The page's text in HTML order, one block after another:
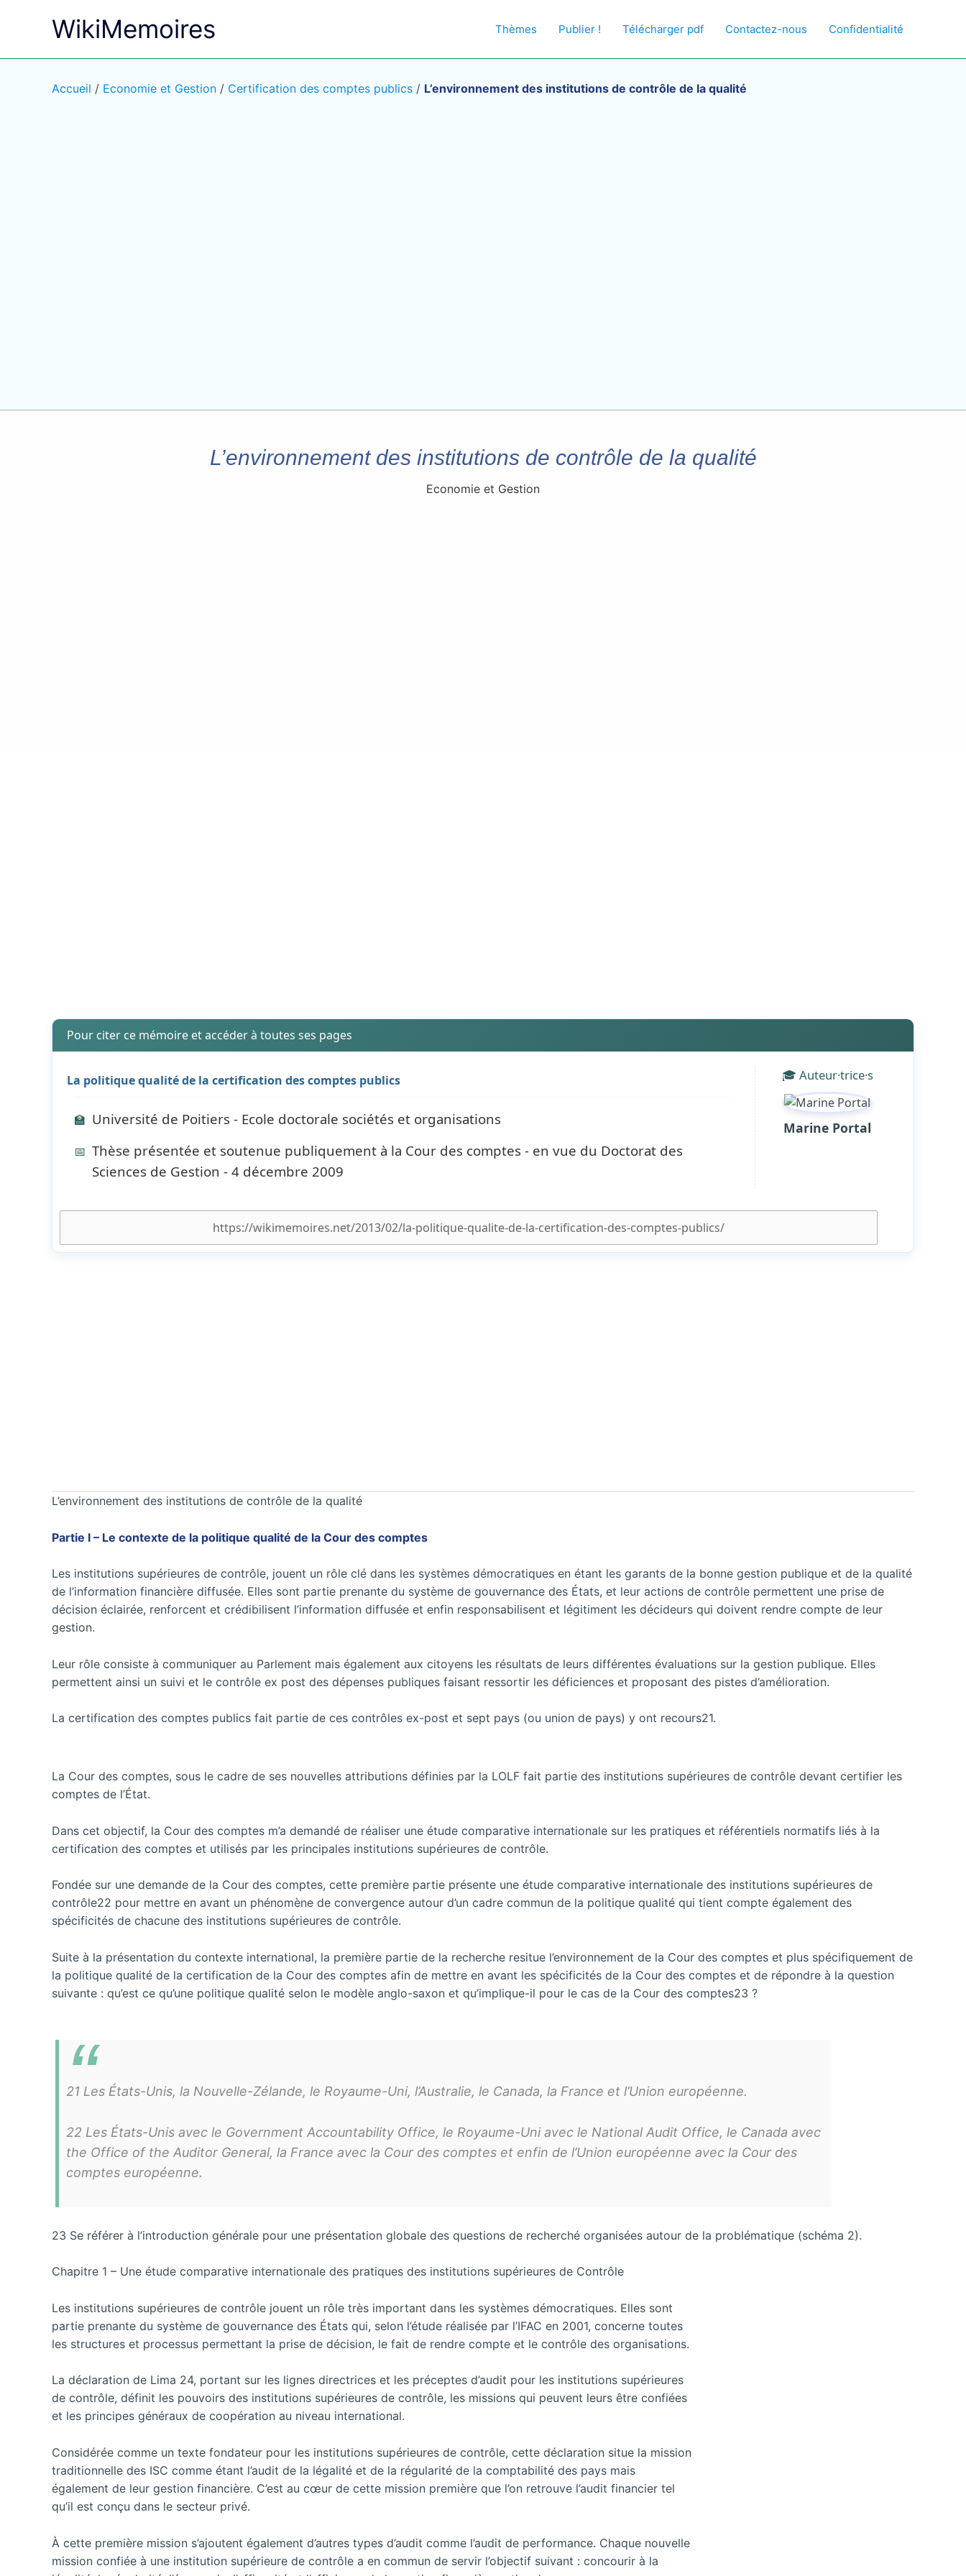
WikiMemoires Thèmes Publier ! Télécharger pdf Contactez-nous Confidentialité
Accueil / Economie et Gestion / Certification des comptes publics / L’environnement des institutions de contrôle de la qualité
L’environnement des institutions de contrôle de la qualité
Economie et Gestion
Pour citer ce mémoire et accéder à toutes ses pages
La politique qualité de la certification des comptes publics
🏫 Université de Poitiers - Ecole doctorale sociétés et organisations
📅 Thèse présentée et soutenue publiquement à la Cour des comptes - en vue du Doctorat des
Sciences de Gestion - 4 décembre 2009
🎓 Auteur·trice·s
Marine Portal
L’environnement des institutions de contrôle de la qualité
Partie I – Le contexte de la politique qualité de la Cour des comptes
Les institutions supérieures de contrôle, jouent un rôle clé dans les systèmes démocratiques en étant les garants de la bonne gestion publique et de la qualité
de l’information financière diffusée. Elles sont partie prenante du système de gouvernance des États, et leur actions de contrôle permettent une prise de
décision éclairée, renforcent et crédibilisent l’information diffusée et enfin responsabilisent et légitiment les décideurs qui doivent rendre compte de leur
gestion.
Leur rôle consiste à communiquer au Parlement mais également aux citoyens les résultats de leurs différentes évaluations sur la gestion publique. Elles
permettent ainsi un suivi et le contrôle ex post des dépenses publiques faisant ressortir les déficiences et proposant des pistes d’amélioration.
La certification des comptes publics fait partie de ces contrôles ex-post et sept pays (ou union de pays) y ont recours21.
La Cour des comptes, sous le cadre de ses nouvelles attributions définies par la LOLF fait partie des institutions supérieures de contrôle devant certifier les
comptes de l’État.
Dans cet objectif, la Cour des comptes m’a demandé de réaliser une étude comparative internationale sur les pratiques et référentiels normatifs liés à la
certification des comptes et utilisés par les principales institutions supérieures de contrôle.
Fondée sur une demande de la Cour des comptes, cette première partie présente une étude comparative internationale des institutions supérieures de
contrôle22 pour mettre en avant un phénomène de convergence autour d’un cadre commun de la politique qualité qui tient compte également des
spécificités de chacune des institutions supérieures de contrôle.
Suite à la présentation du contexte international, la première partie de la recherche resitue l’environnement de la Cour des comptes et plus spécifiquement de
la politique qualité de la certification de la Cour des comptes afin de mettre en avant les spécificités de la Cour des comptes et de répondre à la question
suivante : qu’est ce qu’une politique qualité selon le modèle anglo-saxon et qu’implique-il pour le cas de la Cour des comptes23 ?
21 Les États-Unis, la Nouvelle-Zélande, le Royaume-Uni, l’Australie, le Canada, la France et l’Union européenne.
22 Les États-Unis avec le Government Accountability Office, le Royaume-Uni avec le National Audit Office, le Canada avec
the Office of the Auditor General, la France avec la Cour des comptes et enfin de l’Union européenne avec la Cour des
comptes européenne.
23 Se référer à l’introduction générale pour une présentation globale des questions de recherché organisées autour de la problématique (schéma 2).
Chapitre 1 – Une étude comparative internationale des pratiques des institutions supérieures de Contrôle
Les institutions supérieures de contrôle jouent un rôle très important dans les systèmes démocratiques. Elles sont
partie prenante du système de gouvernance des États qui, selon l’étude réalisée par l’IFAC en 2001, concerne toutes
les structures et processus permettant la prise de décision, le fait de rendre compte et le contrôle des organisations.
La déclaration de Lima 24, portant sur les lignes directrices et les préceptes d’audit pour les institutions supérieures
de contrôle, définit les pouvoirs des institutions supérieures de contrôle, les missions qui peuvent leurs être confiées
et les principes généraux de coopération au niveau international.
Considérée comme un texte fondateur pour les institutions supérieures de contrôle, cette déclaration situe la mission
traditionnelle des ISC comme étant l’audit de la légalité et de la régularité de la comptabilité des pays mais
également de leur gestion financière. C’est au cœur de cette mission première que l’on retrouve l’audit financier tel
qu’il est conçu dans le secteur privé.
À cette première mission s’ajoutent également d’autres types d’audit comme l’audit de performance. Chaque nouvelle
mission confiée à une institution supérieure de contrôle a en commun de servir l’objectif suivant : concourir à la